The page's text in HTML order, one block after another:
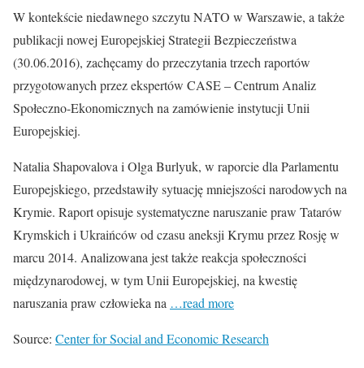
W kontekście niedawnego szczytu NATO w Warszawie, a także
publikacji nowej Europejskiej Strategii Bezpieczeństwa
(30.06.2016), zachęcamy do przeczytania trzech raportów
przygotowanych przez ekspertów CASE – Centrum Analiz
Społeczno-Ekonomicznych na zamówienie instytucji Unii
Europejskiej.
Natalia Shapovalova i Olga Burlyuk, w raporcie dla Parlamentu
Europejskiego, przedstawiły sytuację mniejszości narodowych na
Krymie. Raport opisuje systematyczne naruszanie praw Tatarów
Krymskich i Ukraińców od czasu aneksji Krymu przez Rosję w
marcu 2014. Analizowana jest także reakcja społeczności
międzynarodowej, w tym Unii Europejskiej, na kwestię
naruszania praw człowieka na …read more
Source: Center for Social and Economic Research